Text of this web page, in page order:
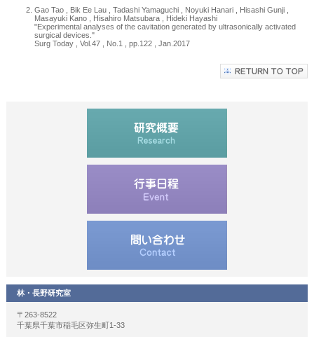
Gao Tao , Bik Ee Lau , Tadashi Yamaguchi , Noyuki Hanari , Hisashi Gunji ,
Masayuki Kano , Hisahiro Matsubara , Hideki Hayashi
"Experimental analyses of the cavitation generated by ultrasonically activated
surgical devices."
Surg Today , Vol.47 , No.1 , pp.122 , Jan.2017
林・長野研究室
〒263-8522
千葉県千葉市稲毛区弥生町1-33